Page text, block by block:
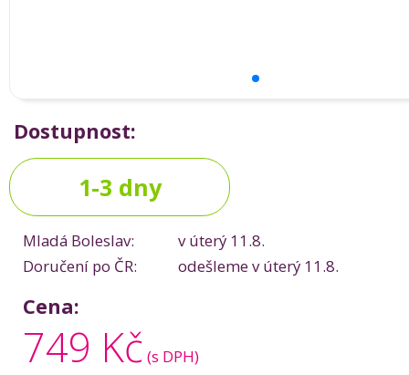
Dostupnost:
1-3 dny
Mladá Boleslav:
v úterý 11.8.
Doručení po ČR:
odešleme v úterý 11.8.
Cena:
749 Kč (s DPH)